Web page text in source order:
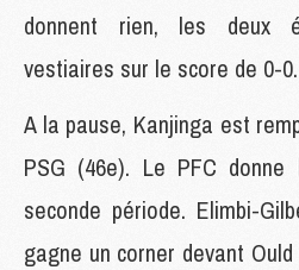
donnent rien, les deux
vestiaires sur le score de 0-0.
A la pause, Kanjinga est
PSG (46e). Le PFC
seconde période. Elimbi-
gagne un corner devant